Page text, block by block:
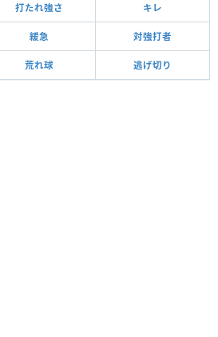
打たれ強さ キレ
緩急 対強打者
荒れ球 逃げ切り